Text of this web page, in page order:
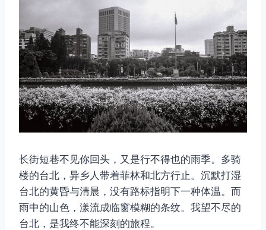
长街短巷不见你回头，又是行不得也的雨季。多骑
楼的台北，异乡人带着菲林和北方行止。沉默打湿
台北的黄昏与清晨，没有路标指明下一种体温。而
雨中的山色，漾流成临窗模糊的条纹。我望不尽的
台北，是我终不能深刻的旅程。
取消 搜索